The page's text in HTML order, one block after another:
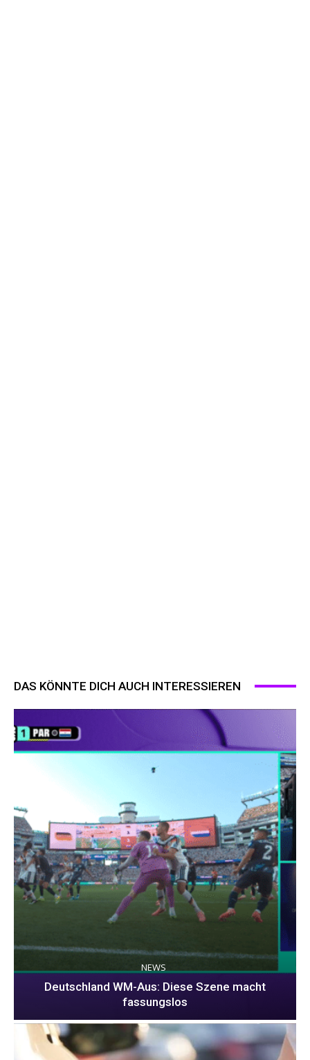
DAS KÖNNTE DICH AUCH INTERESSIEREN
NEWS
Deutschland WM-Aus: Diese Szene macht
fassungslos